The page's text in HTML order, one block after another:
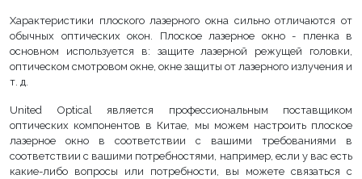
Характеристики плоского лазерного окна сильно отличаются от
обычных оптических окон. Плоское лазерное окно - пленка в
основном используется в: защите лазерной режущей головки,
оптическом смотровом окне, окне защиты от лазерного излучения и
т. д.
United Optical является профессиональным поставщиком
оптических компонентов в Китае, мы можем настроить плоское
лазерное окно в соответствии с вашими требованиями в
соответствии с вашими потребностями, например, если у вас есть
какие-либо вопросы или потребности, вы можете связаться с